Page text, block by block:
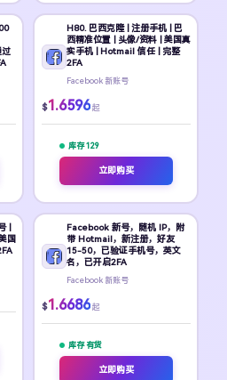
H80. 巴西克隆 | 注册手机 | 巴
西精准位置 | 头像/资料 | 美国真
实手机 | Hotmail 信任 | 完整
2FA
Facebook 新账号
$1.6596 起
库存 129
立即购买
|
国
Facebook 新号，随机 IP，附
带 Hotmail，新注册，好友
15-50，已验证手机号，英文
名，已开启2FA
Facebook 新账号
$1.6686 起
库存 有货
立即购买